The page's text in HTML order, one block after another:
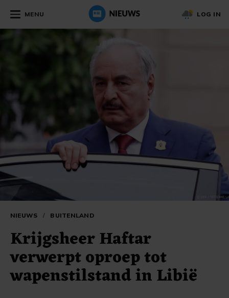
MENU LOG IN
NIEUWS / BUITENLAND
Krijgsheer Haftar
verwerpt oproep tot
wapenstilstand in Libië